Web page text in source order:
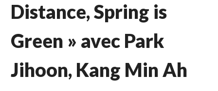
Distance, Spring is
Green » avec Park
Jihoon, Kang Min Ah